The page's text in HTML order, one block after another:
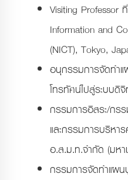
Visiting Professor
Information and
(NICT), Tokyo,
อนุกรรมการจัดทำ
โทรทัศน์ไปสู่ระบบดิ
กรรมการอิสระ/กร
และกรรมการบริหา
อ.ส.ม.ท.จำกัด (มห
กรรมการจัดทำแผ